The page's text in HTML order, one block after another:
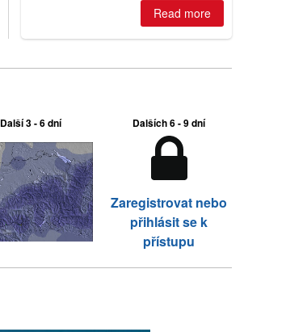
Read more
Další 3 - 6 dní Dalších 6 - 9 dní
Zaregistrovat nebo
přihlásit se k
přístupu